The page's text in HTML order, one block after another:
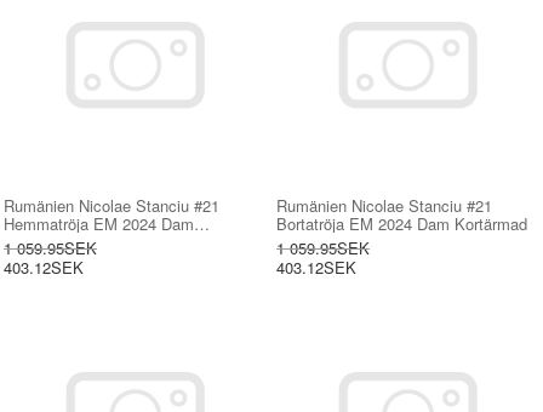
Rumänien Nicolae Stanciu #21
Hemmatröja EM 2024 Dam
Kortärmad
1 059.95SEK
403.12SEK
Rumänien Nicolae Stanciu #21
Bortatröja EM 2024 Dam Kortärmad
1 059.95SEK
403.12SEK